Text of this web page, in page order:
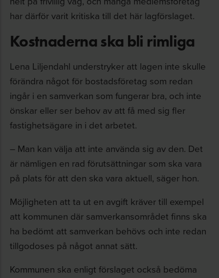
har därför varit kritiska till det här lagförslaget.
Kostnaderna ska bli rimliga
Lena Liljendahl understryker att lagen inte skulle
förändra något för bostadsföretag som redan
ingår i en samverkan som fungerar bra, och inte
önskar eller ser behov av att få med sig fler
fastighetsägare in i det arbetet.
– Man kan välja att inte använda sig av den. Det
är nämligen en rad förutsättningar som ska vara
på plats för att den ska vara aktuell, säger hon.
Möjligheten att ta ut en avgift kräver till exempel
att kommunen där samverkansområdet finns ska
ha bedömt att samverkan behövs och inte redan
tillgodoses på något annat sätt.
Kommunen ska enligt förslaget också bedöma